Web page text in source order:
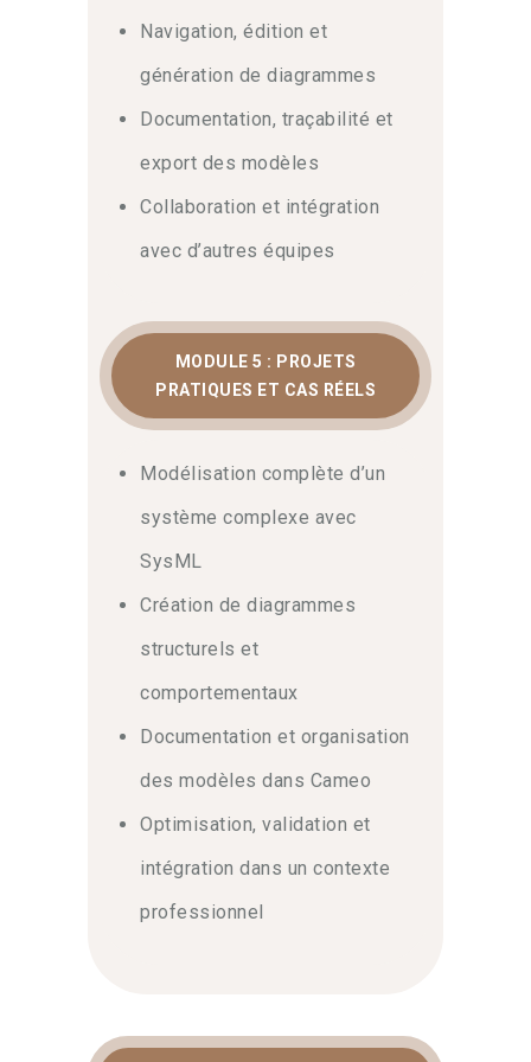
Navigation, édition et
génération de diagrammes
Documentation, traçabilité et
export des modèles
Collaboration et intégration
avec d’autres équipes
MODULE 5 : PROJETS
PRATIQUES ET CAS RÉELS
Modélisation complète d’un
système complexe avec
SysML
Création de diagrammes
structurels et
comportementaux
Documentation et organisation
des modèles dans Cameo
Optimisation, validation et
intégration dans un contexte
professionnel